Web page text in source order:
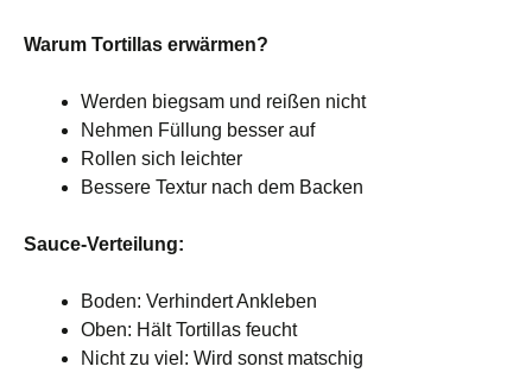
Warum Tortillas erwärmen?
Werden biegsam und reißen nicht
Nehmen Füllung besser auf
Rollen sich leichter
Bessere Textur nach dem Backen
Sauce-Verteilung:
Boden: Verhindert Ankleben
Oben: Hält Tortillas feucht
Nicht zu viel: Wird sonst matschig